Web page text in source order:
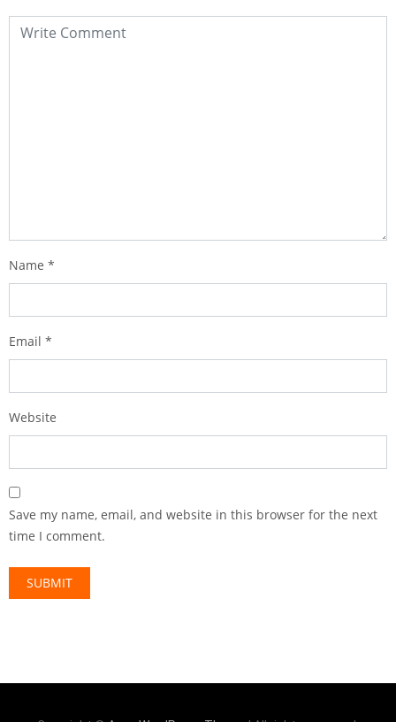
Name *
Email *
Website
Save my name, email, and website in this browser for the next
time I comment.